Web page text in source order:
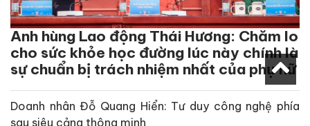
Anh hùng Lao động Thái Hương: Chăm lo
cho sức khỏe học đường lúc này chính là
sự chuẩn bị trách nhiệm nhất của phụ nữ
Doanh nhân Đỗ Quang Hiển: Tư duy công nghệ phía
sau siêu cảng thông minh